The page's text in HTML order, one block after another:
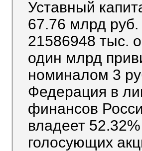
Уставный
67.76 млрд руб.
21586948 тыс.
один млрд
номиналом 3
Федерация в
финансов
владеет
голосующих